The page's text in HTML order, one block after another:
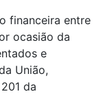
financeira entre
ocasião da
e
União,
da